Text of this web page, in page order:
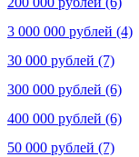
3 000 000 рублей (4)
30 000 рублей (7)
300 000 рублей (6)
400 000 рублей (6)
50 000 рублей (7)